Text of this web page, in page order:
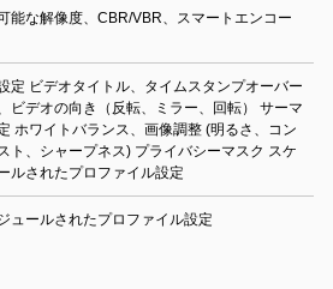
能な解像度、CBR/VBR、スマートエンコー
定 ビデオタイトル、タイムスタンプオーバー
ビデオの向き（反転、ミラー、回転） サーマ
ホワイトバランス、画像調整 (明るさ、コン
ト、シャープネス) プライバシーマスク スケ
ルされたプロファイル設定
ュールされたプロファイル設定